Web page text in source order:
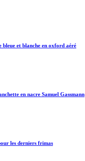
bleue et blanche en oxford aéré
en nacre Samuel Gassmann
les derniers frimas